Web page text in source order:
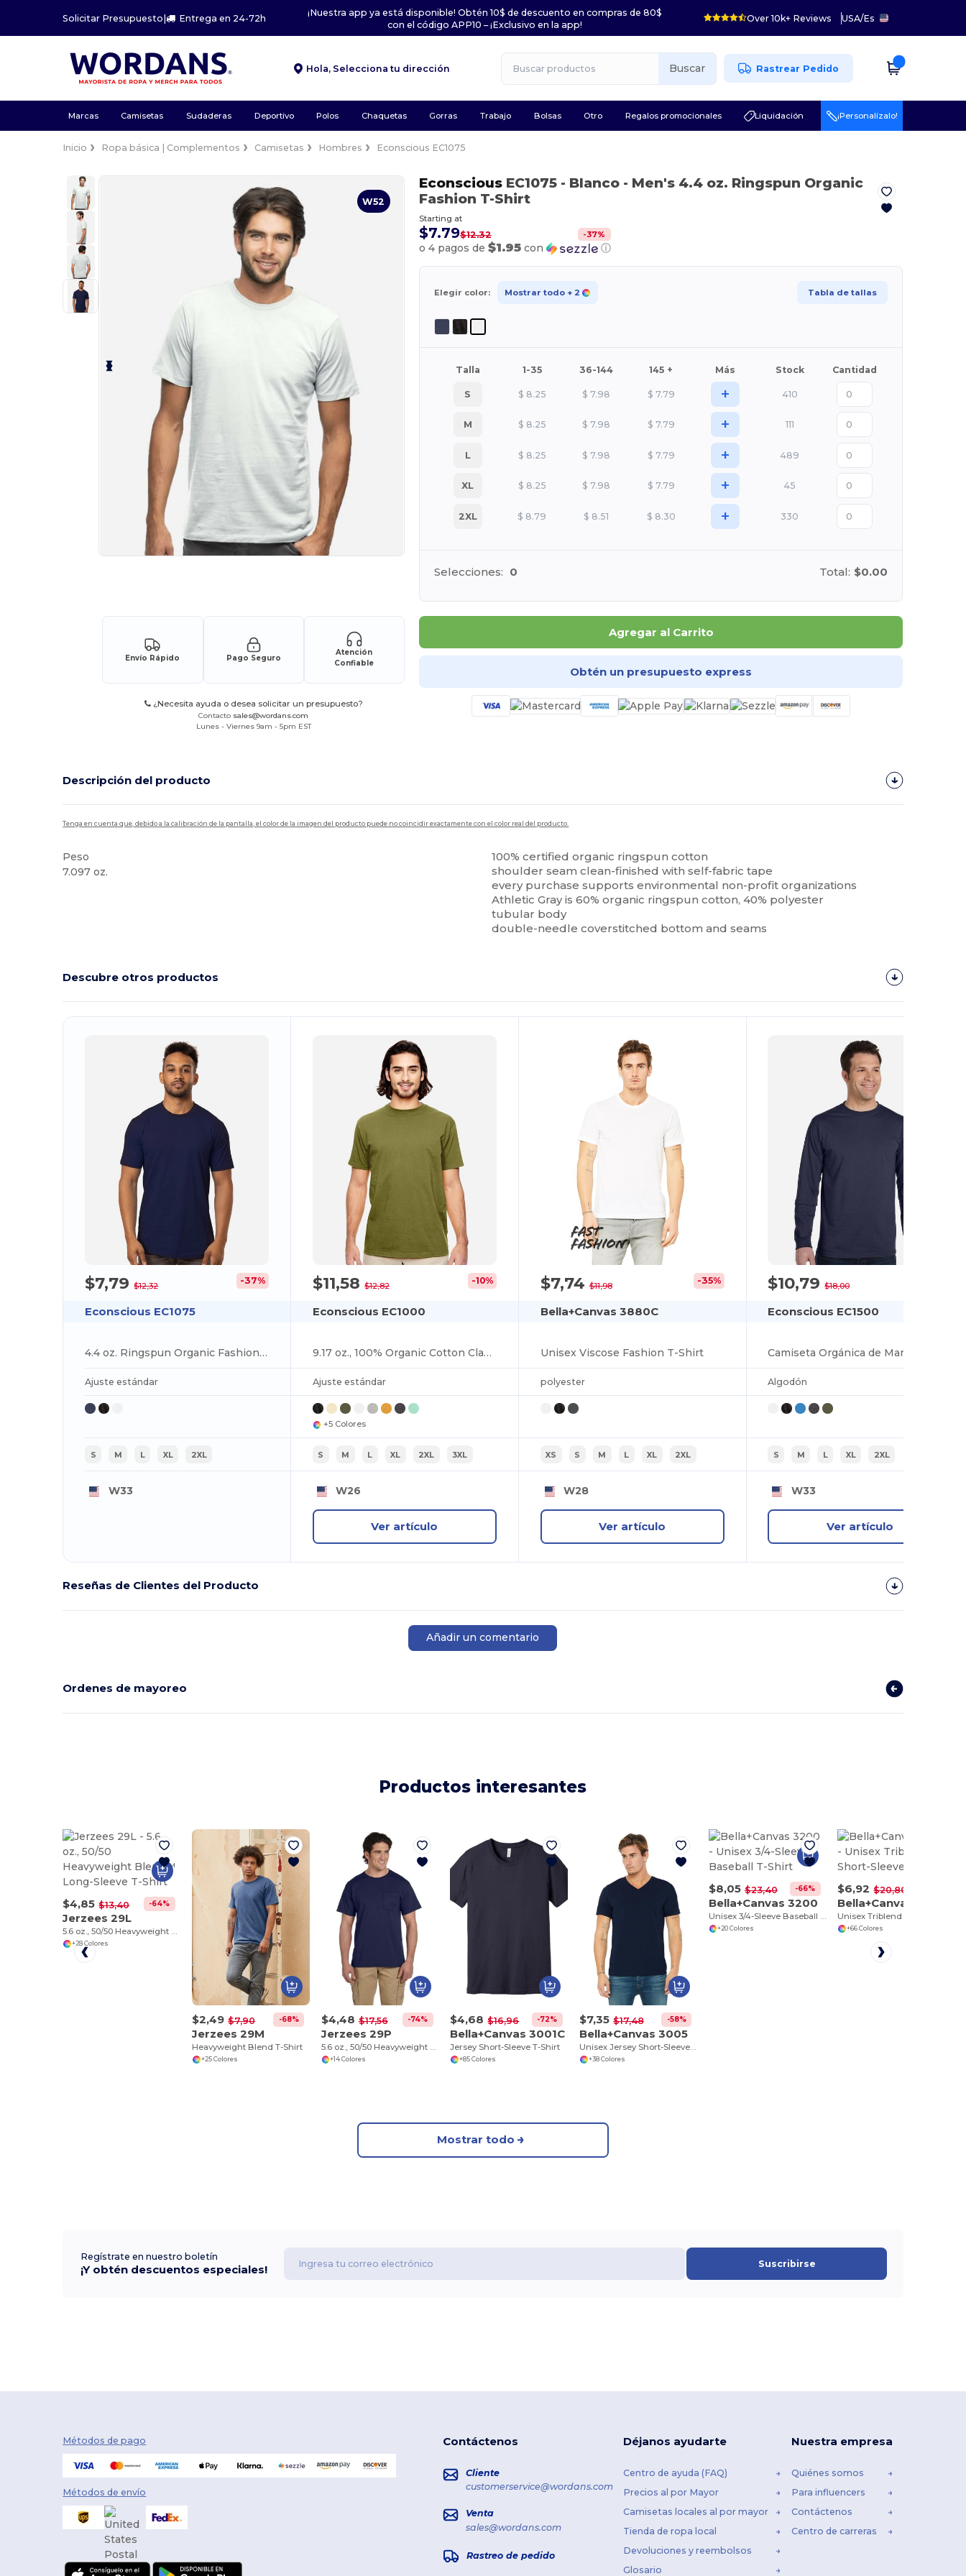
Solicitar Presupuesto| Entrega en 24-72h
¡Nuestra app ya está disponible! Obtén 10$ de descuento en compras de 80$
con el código APP10 – ¡Exclusivo en la app!
Over 10k+ Reviews USA/Es
Hola, Selecciona tu dirección Buscar Rastrear Pedido
Marcas Camisetas Sudaderas Deportivo Polos Chaquetas Gorras Trabajo Bolsas Otro Regalos promocionales Liquidación ¡Personalízalo!
Inicio Ropa básica | Complementos Camisetas Hombres Econscious EC1075
W52
Envío Rápido Pago Seguro
Atención
Confiable
¿Necesita ayuda o desea solicitar un presupuesto?
Contacto sales@wordans.com
Lunes - Viernes 9am - 5pm EST
EconsciousEC1075 - Blanco- Men's 4.4 oz. Ringspun Organic
Fashion T-Shirt
Starting at
$7.79$12.32 -37%
o 4 pagos de $1.95con ⓘ
Elegir color: Mostrar todo + 2 Tabla de tallas
Talla 1-35 36-144 145 + Más Stock Cantidad
S $ 8.25 $ 7.98 $ 7.79 + 410
M $ 8.25 $ 7.98 $ 7.79 + 111
L $ 8.25 $ 7.98 $ 7.79 + 489
XL $ 8.25 $ 7.98 $ 7.79 + 45
2XL $ 8.79 $ 8.51 $ 8.30 + 330
Selecciones: 0 Total: $0.00
Agregar al Carrito
Obtén un presupuesto express
Descripción del producto
Tenga en cuenta que, debido a la calibración de la pantalla, el color de la imagen del producto puede no coincidir exactamente con el color real del producto.
Peso
7.097 oz.
100% certified organic ringspun cotton
shoulder seam clean-finished with self-fabric tape
every purchase supports environmental non-profit organizations
Athletic Gray is 60% organic ringspun cotton, 40% polyester
tubular body
double-needle coverstitched bottom and seams
Descubre otros productos
$7,79$12,32 -37%
Econscious EC1075
4.4 oz. Ringspun Organic Fashion T-Shirt
Ajuste estándar
S M L XL 2XL
W33
$11,58 $12,82 -10%
Econscious EC1000
9.17 oz., 100% Organic Cotton Classic Short-Sleeve T-Shirt
Ajuste estándar
+5 Colores
S M L XL 2XL 3XL
W26
Ver artículo
$7,74$11,98 -35%
Bella+Canvas 3880C
Unisex Viscose Fashion T-Shirt
polyester
XS S M L XL 2XL
W28
Ver artículo
$10,79$18,00
Econscious EC1500
Algodón
S M L XL 2XL
W33
Ver artículo
Reseñas de Clientes del Producto
Añadir un comentario
Ordenes de mayoreo
Productos interesantes
$4,85 $13,40 -64%
Jerzees 29L
+28 Colores
$2,49 $7,90 -68%
Jerzees 29M
Heavyweight Blend T-Shirt
+25 Colores
$4,48 $17,56 -74%
Jerzees 29P
5.6 oz., 50/50 Heavyweight Blend™ Pocket T-Shirt
+14 Colores
$4,68 $16,96 -72%
Bella+Canvas 3001C
Jersey Short-Sleeve T-Shirt
+85 Colores
$7,35 $17,48 -58%
Bella+Canvas 3005
Unisex Jersey Short-Sleeve V-Neck T-Shirt
+38 Colores
$8,05 $23,40 -66%
Bella+Canvas 3200
+20 Colores
$6,92 $20,80
Bella+Canvas 3413C
+66 Colores
Mostrar todo
Regístrate en nuestro boletín
¡Y obtén descuentos especiales! Suscribirse
Métodos de pago
Métodos de envío
Contáctenos
Cliente
customerservice@wordans.com
Venta
sales@wordans.com
Rastreo de pedido
Déjanos ayudarte
Centro de ayuda (FAQ)
Precios al por Mayor
Camisetas locales al por mayor
Tienda de ropa local
Devoluciones y reembolsos
Glosario
Nuestra empresa
Quiénes somos
Para influencers
Contáctenos
Centro de carreras